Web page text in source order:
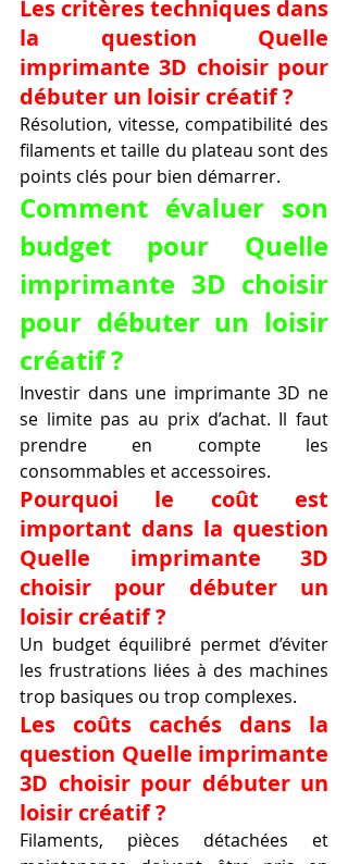
Les critères techniques dans
la question Quelle
imprimante 3D choisir pour
débuter un loisir créatif ?
Résolution, vitesse, compatibilité des
filaments et taille du plateau sont des
points clés pour bien démarrer.
Comment évaluer son
budget pour Quelle
imprimante 3D choisir
pour débuter un loisir
créatif ?
Investir dans une imprimante 3D ne
se limite pas au prix d’achat. Il faut
prendre en compte les
consommables et accessoires.
Pourquoi le coût est
important dans la question
Quelle imprimante 3D
choisir pour débuter un
loisir créatif ?
Un budget équilibré permet d’éviter
les frustrations liées à des machines
trop basiques ou trop complexes.
Les coûts cachés dans la
question Quelle imprimante
3D choisir pour débuter un
loisir créatif ?
Filaments, pièces détachées et